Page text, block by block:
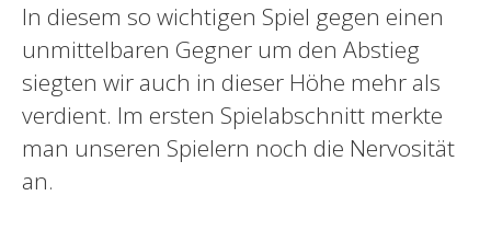
In diesem so wichtigen Spiel gegen einen
unmittelbaren Gegner um den Abstieg
siegten wir auch in dieser Höhe mehr als
verdient. Im ersten Spielabschnitt merkte
man unseren Spielern noch die Nervosität
an.